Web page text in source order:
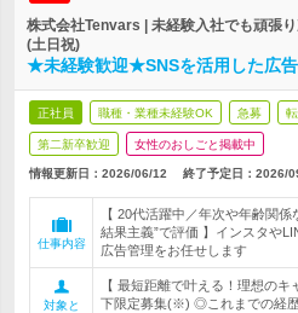
株式会社Tenvars | 未経験入社でも頑張
(土日祝)
★未経験歓迎★SNSを活用した広告
正社員 職種・業種未経験OK 急募
第二新卒歓迎 女性のおしごと掲載中
情報更新日：2026/06/12 終了予定日： 2026/
仕事内容
【 20代活躍中／年次や年齢関
結果主義”で評価 】インスタや
広告管理をお任せします
対象と
【 最短距離で叶える！理想の
下限定募集(※) ◎これまでの経